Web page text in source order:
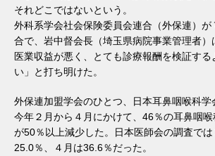
それどこではないという。
外科系学会社会保険委員会連合（外保連）
合で、岩中督会長（埼玉県病院事業管理者）
医業収益が悪く、とても診療報酬を検証する
い」と打ち明けた。
外保連加盟学会のひとつ、日本耳鼻咽喉科学
今年２月から４月にかけて、46％の耳鼻咽
が50％以上減少した。日本医師会の調査で
25.0％、４月は36.6％だった。